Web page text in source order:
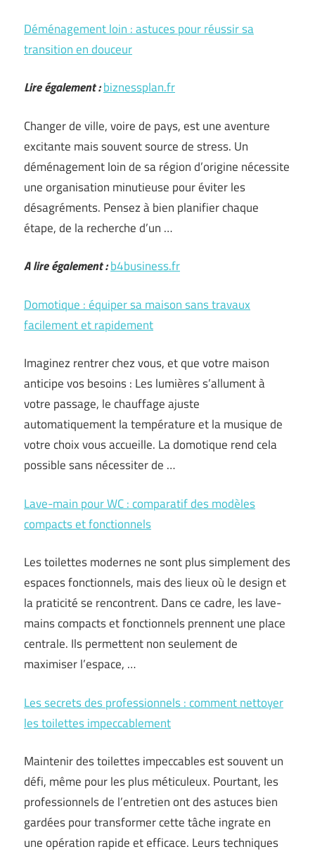
Déménagement loin : astuces pour réussir sa
transition en douceur
Lire également :biznessplan.fr
Changer de ville, voire de pays, est une aventure
excitante mais souvent source de stress. Un
déménagement loin de sa région d’origine nécessite
une organisation minutieuse pour éviter les
désagréments. Pensez à bien planifier chaque
étape, de la recherche d’un …
A lire également :b4business.fr
Domotique : équiper sa maison sans travaux
facilement et rapidement
Imaginez rentrer chez vous, et que votre maison
anticipe vos besoins : Les lumières s’allument à
votre passage, le chauffage ajuste
automatiquement la température et la musique de
votre choix vous accueille. La domotique rend cela
possible sans nécessiter de …
Lave-main pour WC : comparatif des modèles
compacts et fonctionnels
Les toilettes modernes ne sont plus simplement des
espaces fonctionnels, mais des lieux où le design et
la praticité se rencontrent. Dans ce cadre, les lave-
mains compacts et fonctionnels prennent une place
centrale. Ils permettent non seulement de
maximiser l’espace, …
Les secrets des professionnels : comment nettoyer
les toilettes impeccablement
Maintenir des toilettes impeccables est souvent un
défi, même pour les plus méticuleux. Pourtant, les
professionnels de l’entretien ont des astuces bien
gardées pour transformer cette tâche ingrate en
une opération rapide et efficace. Leurs techniques